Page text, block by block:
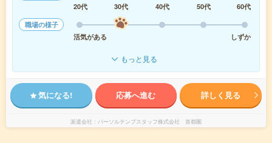
20代
30代 40代 50代
60代
職場の様子
活気がある
しずか
もっと見る
気になる! 応募へ進む 詳しく見る
派遣会社 パーソルテンプスタッフ株式会社 首都圏